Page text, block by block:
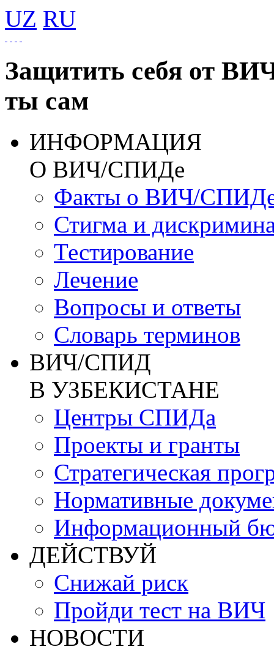
UZ RU
Защитить себя от
ты сам
ИНФОРМАЦИЯ
О ВИЧ/СПИДе
Факты о ВИЧ/
Стигма и
Тестирование
Лечение
Вопросы и ответы
Словарь терминов
ВИЧ/СПИД
В УЗБЕКИСТАНЕ
Центры СПИДа
Проекты и гранты
Стратегическая
Нормативные
Информационный
ДЕЙСТВУЙ
Снижай риск
Пройди тест на ВИЧ
НОВОСТИ